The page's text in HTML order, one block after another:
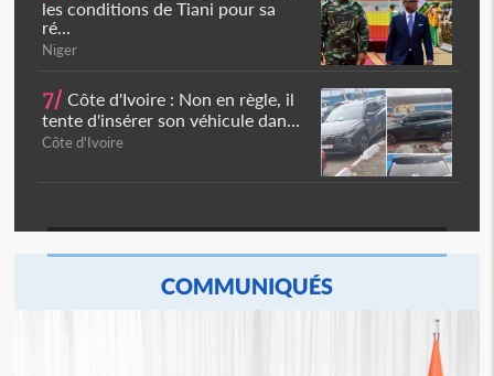
les conditions de Tiani pour sa
ré...
Niger
7/ Côte d'Ivoire : Non en règle, il
tente d'insérer son véhicule dan...
Côte d'Ivoire
COMMUNIQUÉS